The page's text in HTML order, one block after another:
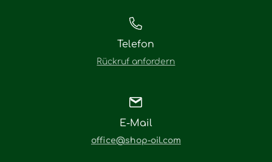
Telefon
Rückruf anfordern
E-Mail
office@shop-oil.com